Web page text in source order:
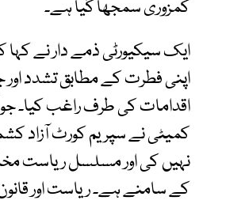
کمزوری سمجھا گیا ہے۔
ایک سیکیورٹی ذمے دار نے
اپنی فطرت کے مطابق تشدد اور
اقدامات کی طرف راغب کیا۔
کمیٹی نے سپریم کورٹ آزاد
نہیں کی اور مسلسل ریاست
کے سامنے ہے۔ ریاست اور